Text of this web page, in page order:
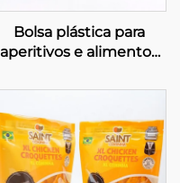
Bolsa plástica para
aperitivos e alimentos
embalar alimentos